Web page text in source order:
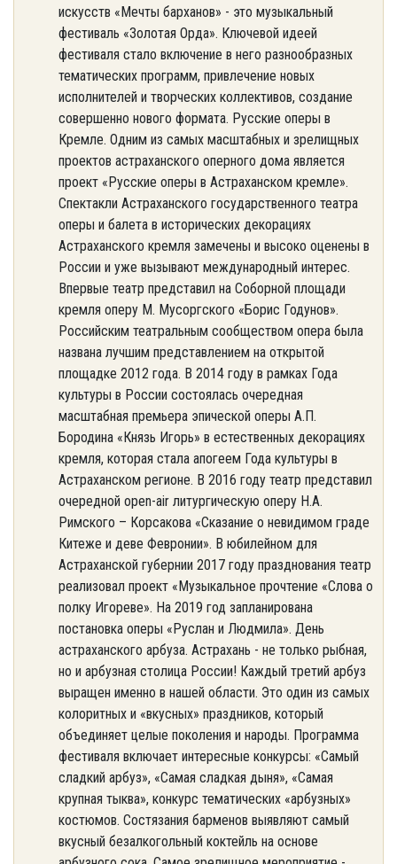
искусств «Мечты барханов» - это музыкальный
фестиваль «Золотая Орда». Ключевой идеей
фестиваля стало включение в него разнообразных
тематических программ, привлечение новых
исполнителей и творческих коллективов, создание
совершенно нового формата. Русские оперы в
Кремле. Одним из самых масштабных и зрелищных
проектов астраханского оперного дома является
проект «Русские оперы в Астраханском кремле».
Спектакли Астраханского государственного театра
оперы и балета в исторических декорациях
Астраханского кремля замечены и высоко оценены в
России и уже вызывают международный интерес.
Впервые театр представил на Соборной площади
кремля оперу М. Мусоргского «Борис Годунов».
Российским театральным сообществом опера была
названа лучшим представлением на открытой
площадке 2012 года. В 2014 году в рамках Года
культуры в России состоялась очередная
масштабная премьера эпической оперы А.П.
Бородина «Князь Игорь» в естественных декорациях
кремля, которая стала апогеем Года культуры в
Астраханском регионе. В 2016 году театр представил
очередной open-air литургическую оперу Н.А.
Римского – Корсакова «Сказание о невидимом граде
Китеже и деве Февронии». В юбилейном для
Астраханской губернии 2017 году празднования театр
реализовал проект «Музыкальное прочтение «Слова о
полку Игореве». На 2019 год запланирована
постановка оперы «Руслан и Людмила». День
астраханского арбуза. Астрахань - не только рыбная,
но и арбузная столица России! Каждый третий арбуз
выращен именно в нашей области. Это один из самых
колоритных и «вкусных» праздников, который
объединяет целые поколения и народы. Программа
фестиваля включает интересные конкурсы: «Самый
сладкий арбуз», «Самая сладкая дыня», «Самая
крупная тыква», конкурс тематических «арбузных»
костюмов. Состязания барменов выявляют самый
вкусный безалкогольный коктейль на основе